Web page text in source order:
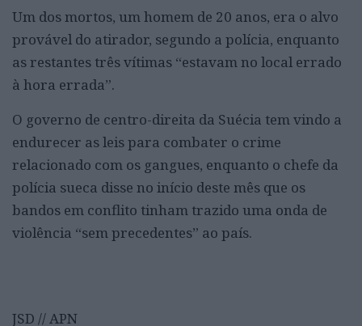
Um dos mortos, um homem de 20 anos, era o alvo
provável do atirador, segundo a polícia, enquanto
as restantes três vítimas “estavam no local errado
à hora errada”.
O governo de centro-direita da Suécia tem vindo a
endurecer as leis para combater o crime
relacionado com os gangues, enquanto o chefe da
polícia sueca disse no início deste mês que os
bandos em conflito tinham trazido uma onda de
violência “sem precedentes” ao país.
JSD // APN